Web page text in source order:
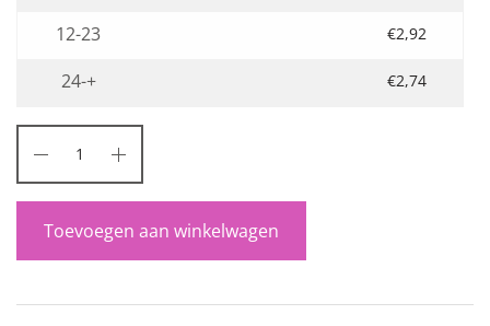
12-23 €2,92
24-+ €2,74
Toevoegen aan winkelwagen